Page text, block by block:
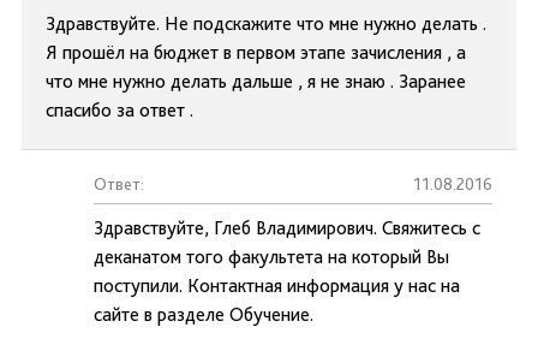
Здравствуйте. Не подскажите что мне нужно делать .
Я прошёл на бюджет в первом этапе зачисления , а
что мне нужно делать дальше , я не знаю . Заранее
спасибо за ответ .
Ответ: 11.08.2016
Здравствуйте, Глеб Владимирович. Свяжитесь с
деканатом того факультета на который Вы
поступили. Контактная информация у нас на
сайте в разделе Обучение.